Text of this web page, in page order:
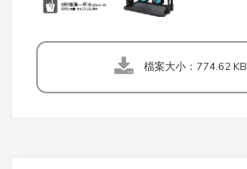
檔案大小：774.62 KB